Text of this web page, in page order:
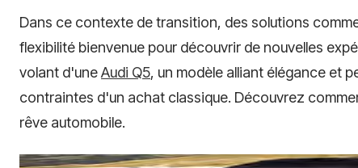
Dans ce contexte de transition, des solutions
flexibilité bienvenue pour découvrir de nouvelles
volant d'uneAudi Q5, un modèle alliant élégance et
contraintes d'un achat classique. Découvrez
rêve automobile.